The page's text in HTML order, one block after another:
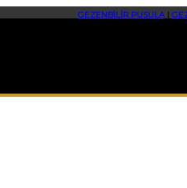
GEZENBİLİR PUSULA|